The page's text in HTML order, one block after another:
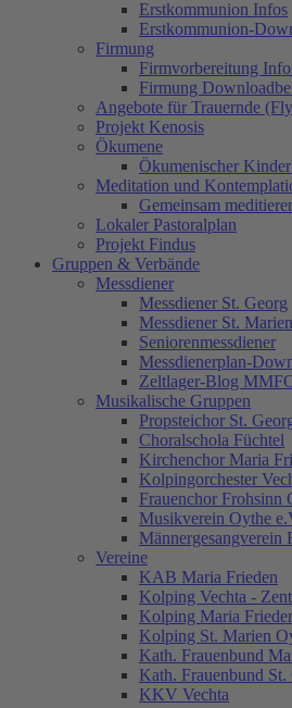
Erstkommunion Infos
Erstkommunion-
Firmung
Firmvorbereitung
Firmung
Angebote für Trauernde
Projekt Kenosis
Ökumene
Ökumenischer
Meditation und
Gemeinsam
Lokaler Pastoralplan
Projekt Findus
Gruppen & Verbände
Messdiener
Messdiener St. Georg
Messdiener St.
Seniorenmessdiener
Messdienerplan-
Zeltlager-Blog
Musikalische Gruppen
Propsteichor St.
Choralschola Füchtel
Kirchenchor Maria
Kolpingorchester
Frauenchor Frohsinn
Musikverein Oythe
Männergesangverein
Vereine
KAB Maria Frieden
Kolping Vechta -
Kolping Maria
Kolping St. Marien
Kath. Frauenbund
Kath. Frauenbund St.
KKV Vechta